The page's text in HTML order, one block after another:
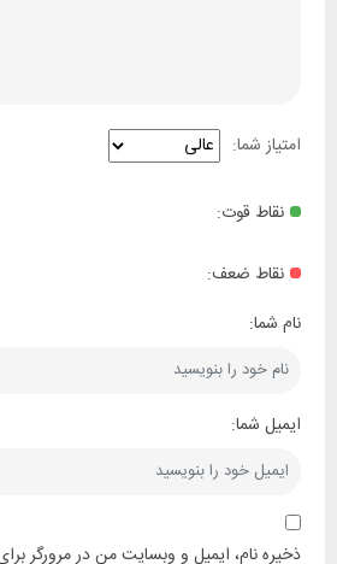
امتیاز شما:
نقاط قوت:
نقاط ضعف:
نام شما:
ایمیل شما:
ذخیره نام، ایمیل و وبسایت من در مرورگر